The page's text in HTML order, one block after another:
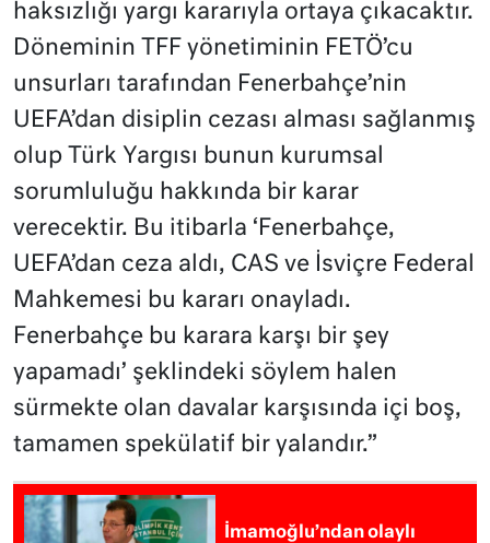
haksızlığı yargı kararıyla ortaya çıkacaktır.
Döneminin TFF yönetiminin FETÖ’cu
unsurları tarafından Fenerbahçe’nin
UEFA’dan disiplin cezası alması sağlanmış
olup Türk Yargısı bunun kurumsal
sorumluluğu hakkında bir karar
verecektir. Bu itibarla ‘Fenerbahçe,
UEFA’dan ceza aldı, CAS ve İsviçre Federal
Mahkemesi bu kararı onayladı.
Fenerbahçe bu karara karşı bir şey
yapamadı’ şeklindeki söylem halen
sürmekte olan davalar karşısında içi boş,
tamamen spekülatif bir yalandır.”
İmamoğlu’ndan olaylı